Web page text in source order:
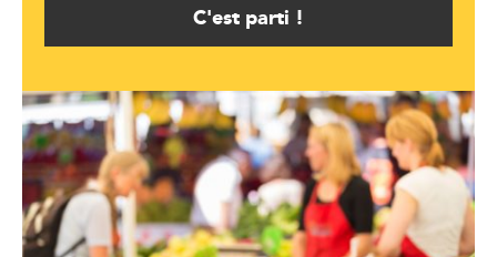
C'est parti !